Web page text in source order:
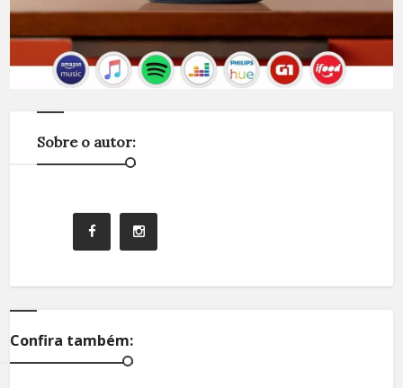
Sobre o autor:
Confira também: